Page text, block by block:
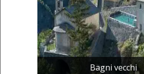
Bagni vecchi